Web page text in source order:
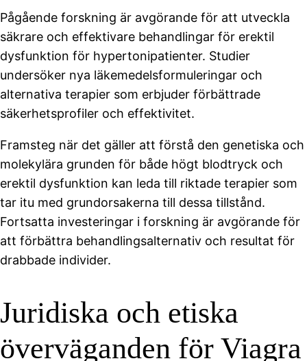
Pågående forskning är avgörande för att utveckla
säkrare och effektivare behandlingar för erektil
dysfunktion för hypertonipatienter. Studier
undersöker nya läkemedelsformuleringar och
alternativa terapier som erbjuder förbättrade
säkerhetsprofiler och effektivitet.
Framsteg när det gäller att förstå den genetiska och
molekylära grunden för både högt blodtryck och
erektil dysfunktion kan leda till riktade terapier som
tar itu med grundorsakerna till dessa tillstånd.
Fortsatta investeringar i forskning är avgörande för
att förbättra behandlingsalternativ och resultat för
drabbade individer.
Juridiska och etiska
överväganden för Viagra